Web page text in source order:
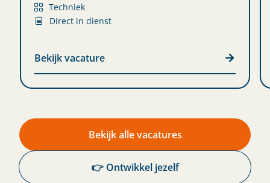
Techniek
Direct in dienst
Bekijk vacature
Bekijk alle vacatures
👉 Ontwikkel jezelf